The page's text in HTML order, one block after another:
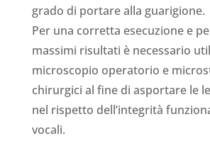
grado di portare alla guarigione.
Per una corretta esecuzione e
massimi risultati è necessario
microscopio operatorio e
chirurgici al fine di asportare le
nel rispetto dell’integrità
vocali.